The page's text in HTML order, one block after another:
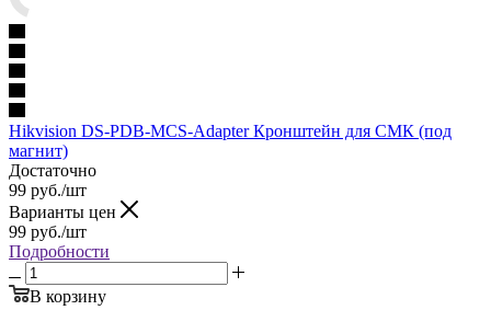
Hikvision DS-PDB-MCS-Adapter Кронштейн для СМК (под
магнит)
Достаточно
99 руб./шт
Варианты цен
99 руб./шт
Подробности
В корзину